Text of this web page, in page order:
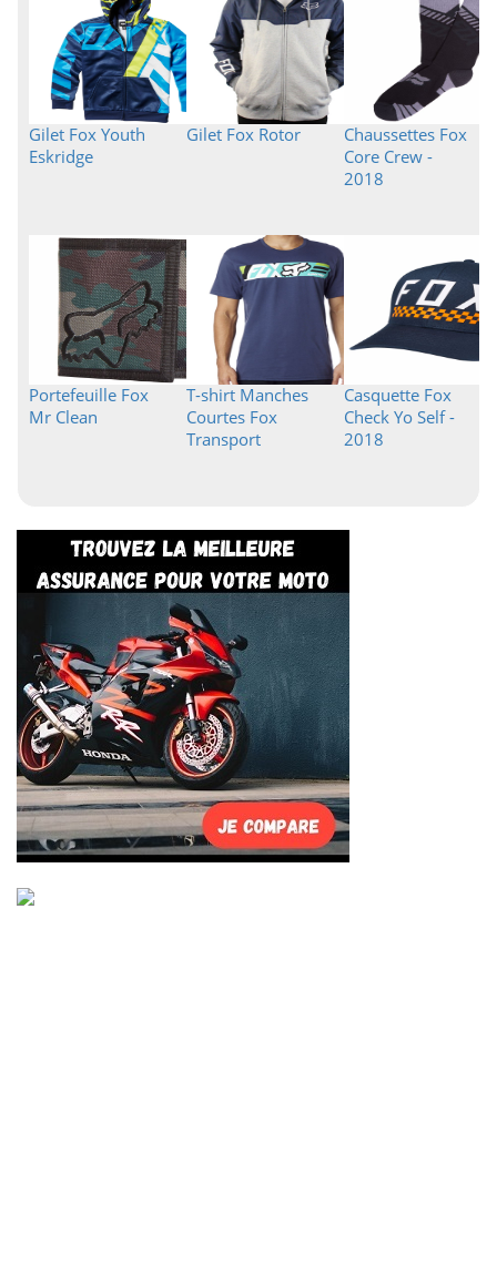
Gilet Fox Youth
Eskridge
Gilet Fox Rotor
Chaussettes Fox
Core Crew -
2018
Portefeuille Fox
Mr Clean
T-shirt Manches
Courtes Fox
Transport
Casquette Fox
Check Yo Self -
2018